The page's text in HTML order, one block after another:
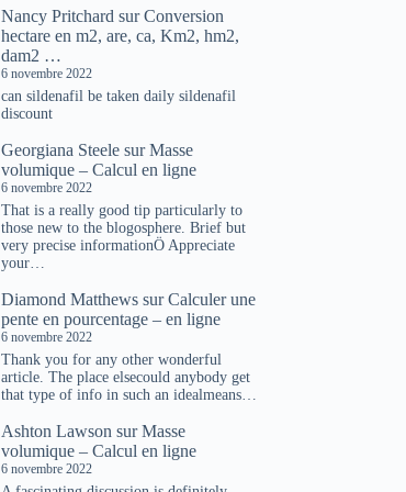
Nancy Pritchard surConversion
hectare en m2, are, ca, Km2, hm2,
dam2 …
6 novembre 2022
can sildenafil be taken daily sildenafil
discount
Georgiana Steele surMasse
volumique – Calcul en ligne
6 novembre 2022
That is a really good tip particularly to
those new to the blogosphere. Brief but
very precise informationÖ Appreciate
your…
Diamond Matthews surCalculer une
pente en pourcentage – en ligne
6 novembre 2022
Thank you for any other wonderful
article. The place elsecould anybody get
that type of info in such an idealmeans…
Ashton Lawson surMasse
volumique – Calcul en ligne
6 novembre 2022